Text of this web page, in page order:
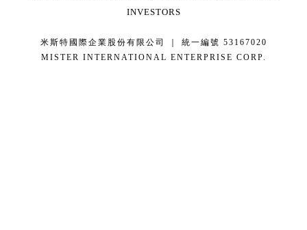
INVESTORS
米斯特國際企業股份有限公司 ｜ 統一編號 53167020
MISTER INTERNATIONAL ENTERPRISE CORP.